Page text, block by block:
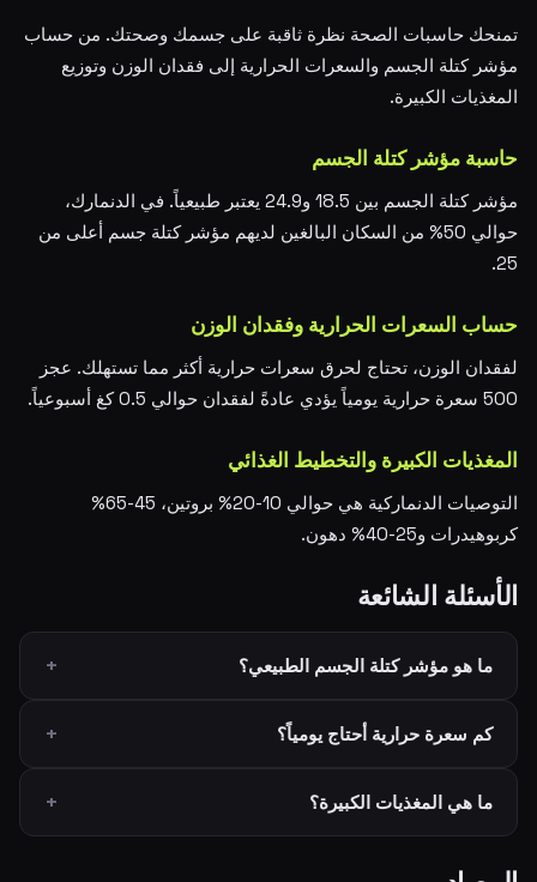
تمنحك حاسبات الصحة نظرة ثاقبة على جسمك وصحتك. من حساب
مؤشر كتلة الجسم والسعرات الحرارية إلى فقدان الوزن وتوزيع
المغذيات الكبيرة.
حاسبة مؤشر كتلة الجسم
مؤشر كتلة الجسم بين 18.5 و24.9 يعتبر طبيعياً. في الدنمارك،
حوالي 50% من السكان البالغين لديهم مؤشر كتلة جسم أعلى من
25.
حساب السعرات الحرارية وفقدان الوزن
لفقدان الوزن، تحتاج لحرق سعرات حرارية أكثر مما تستهلك. عجز
500 سعرة حرارية يومياً يؤدي عادةً لفقدان حوالي 0.5 كغ أسبوعياً.
المغذيات الكبيرة والتخطيط الغذائي
التوصيات الدنماركية هي حوالي 10-20% بروتين، 45-65%
كربوهيدرات و25-40% دهون.
الأسئلة الشائعة
ما هو مؤشر كتلة الجسم الطبيعي؟
كم سعرة حرارية أحتاج يومياً؟
ما هي المغذيات الكبيرة؟